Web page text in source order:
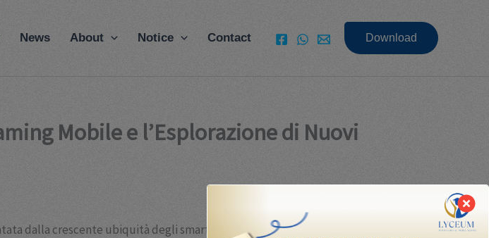
News About Notice Contact Download
Mobile e l’Esplorazione di Nuovi
dalla crescente ubiquità degli smartphone e dalle piattaforme digitali di